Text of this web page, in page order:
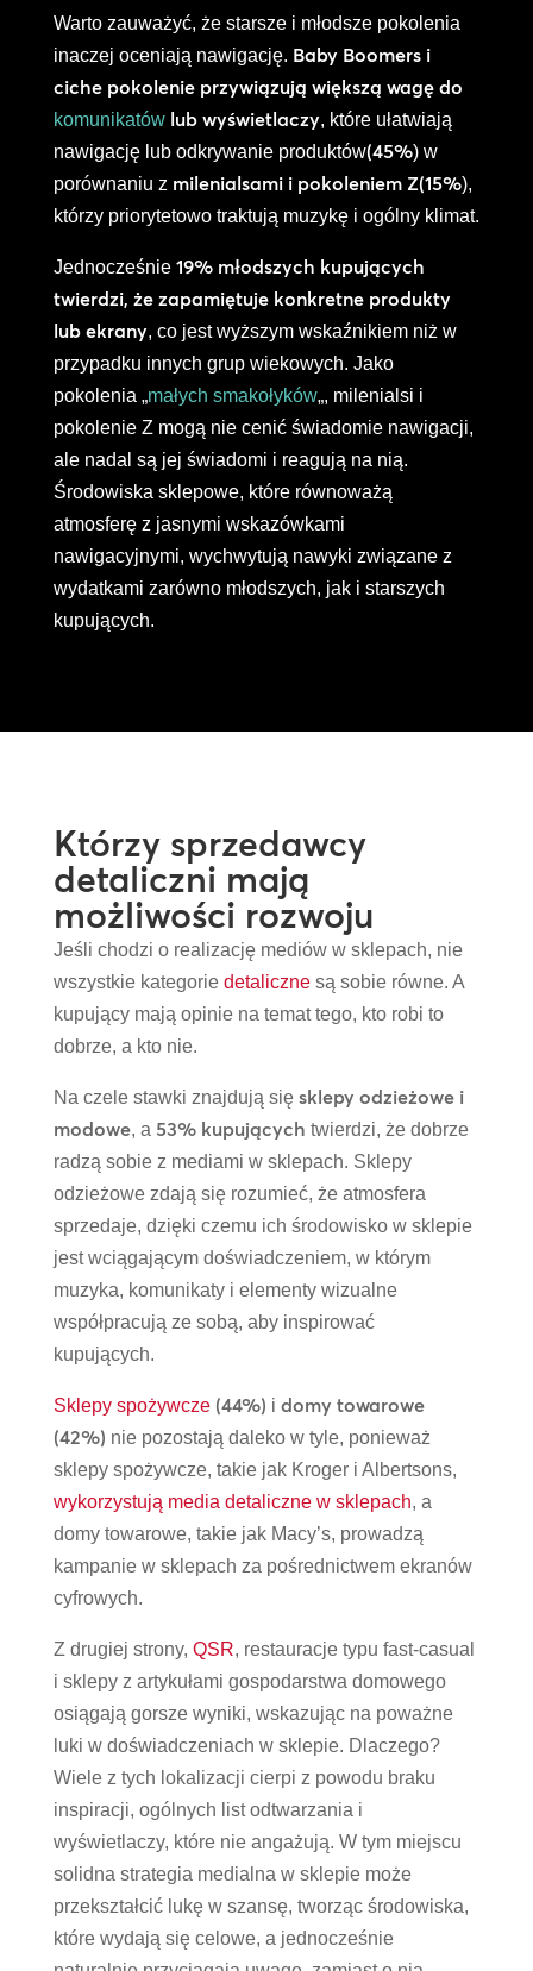
Warto zauważyć, że starsze i młodsze pokolenia
inaczej oceniają nawigację. Baby Boomers i
ciche pokolenie przywiązują większą wagę do
komunikatówlub wyświetlaczy, które ułatwiają
nawigację lub odkrywanie produktów(45%) w
porównaniu z milenialsami i pokoleniem Z(15%),
którzy priorytetowo traktują muzykę i ogólny klimat.
Jednocześnie 19% młodszych kupujących
twierdzi, że zapamiętuje konkretne produkty
lub ekrany, co jest wyższym wskaźnikiem niż w
przypadku innych grup wiekowych. Jako
pokolenia „małych smakołyków„, milenialsi i
pokolenie Z mogą nie cenić świadomie nawigacji,
ale nadal są jej świadomi i reagują na nią.
Środowiska sklepowe, które równoważą
atmosferę z jasnymi wskazówkami
nawigacyjnymi, wychwytują nawyki związane z
wydatkami zarówno młodszych, jak i starszych
kupujących.
Którzy sprzedawcy
detaliczni mają
możliwości rozwoju
Jeśli chodzi o realizację mediów w sklepach, nie
wszystkie kategorie detalicznesą sobie równe. A
kupujący mają opinie na temat tego, kto robi to
dobrze, a kto nie.
Na czele stawki znajdują się sklepy odzieżowe i
modowe, a 53% kupujących twierdzi, że dobrze
radzą sobie z mediami w sklepach. Sklepy
odzieżowe zdają się rozumieć, że atmosfera
sprzedaje, dzięki czemu ich środowisko w sklepie
jest wciągającym doświadczeniem, w którym
muzyka, komunikaty i elementy wizualne
współpracują ze sobą, aby inspirować
kupujących.
Sklepy spożywcze(44%) i domy towarowe
(42%) nie pozostają daleko w tyle, ponieważ
sklepy spożywcze, takie jak Kroger i Albertsons,
wykorzystują media detaliczne w sklepach, a
domy towarowe, takie jak Macy’s, prowadzą
kampanie w sklepach za pośrednictwem ekranów
cyfrowych.
Z drugiej strony, QSR, restauracje typu fast-casual
i sklepy z artykułami gospodarstwa domowego
osiągają gorsze wyniki, wskazując na poważne
luki w doświadczeniach w sklepie. Dlaczego?
Wiele z tych lokalizacji cierpi z powodu braku
inspiracji, ogólnych list odtwarzania i
wyświetlaczy, które nie angażują. W tym miejscu
solidna strategia medialna w sklepie może
przekształcić lukę w szansę, tworząc środowiska,
które wydają się celowe, a jednocześnie